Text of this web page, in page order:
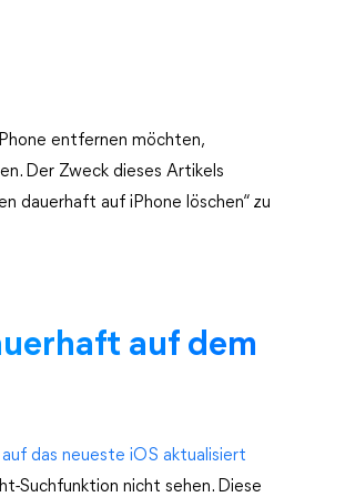
entfernen möchten,
Der Zweck dieses Artikels
dauerhaft auf iPhone löschen“ zu
auf dem
auf das neueste iOS aktualisiert
Suchfunktion nicht sehen. Diese